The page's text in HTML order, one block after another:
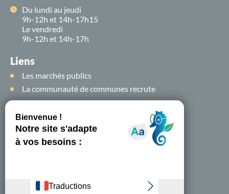
Du lundi au jeudi
9h-12h et 14h-17h15
Le vendredi
9h-12h et 14h-17h
Liens
Les marchés publics
La communauté de communes recrute
Suivez-nous sur
les
réseaux sociaux !